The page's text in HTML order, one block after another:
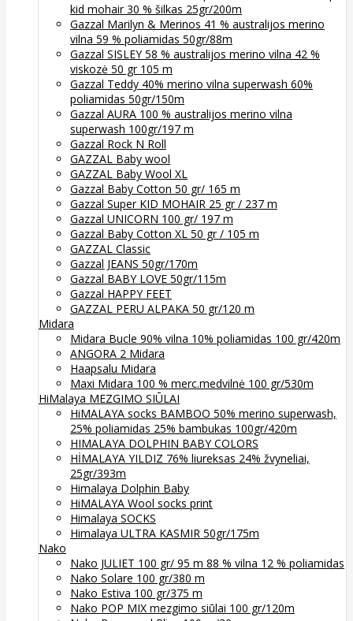
kid mohair 30 % šilkas 25gr/200m
Gazzal Marilyn & Merinos 41 % australijos merino
vilna 59 % poliamidas 50gr/88m
Gazzal SISLEY 58 % australijos merino vilna 42 %
viskozė 50 gr 105 m
Gazzal Teddy 40% merino vilna superwash 60%
poliamidas 50gr/150m
Gazzal AURA 100 % australijos merino vilna
superwash 100gr/197 m
Gazzal Rock N Roll
GAZZAL Baby wool
GAZZAL Baby Wool XL
Gazzal Baby Cotton 50 gr/ 165 m
Gazzal Super KID MOHAIR 25 gr / 237 m
Gazzal UNICORN 100 gr/ 197 m
Gazzal Baby Cotton XL 50 gr / 105 m
GAZZAL Classic
Gazzal JEANS 50gr/170m
Gazzal BABY LOVE 50gr/115m
Gazzal HAPPY FEET
GAZZAL PERU ALPAKA 50 gr/120 m
Midara
Midara Bucle 90% vilna 10% poliamidas 100 gr/420m
ANGORA 2 Midara
Haapsalu Midara
Maxi Midara 100 % merc.medvilnė 100 gr/530m
HiMalaya MEZGIMO SIŪLAI
HiMALAYA socks BAMBOO 50% merino superwash,
25% poliamidas 25% bambukas 100gr/420m
HIMALAYA DOLPHIN BABY COLORS
HİMALAYA YILDIZ 76% liureksas 24% žvyneliai,
25gr/393m
Himalaya Dolphin Baby
HiMALAYA Wool socks print
Himalaya SOCKS
Himalaya ULTRA KASMIR 50gr/175m
Nako
Nako JULIET 100 gr/ 95 m 88 % vilna 12 % poliamidas
Nako Solare 100 gr/380 m
Nako Estiva 100 gr/375 m
Nako POP MIX mezgimo siūlai 100 gr/120m